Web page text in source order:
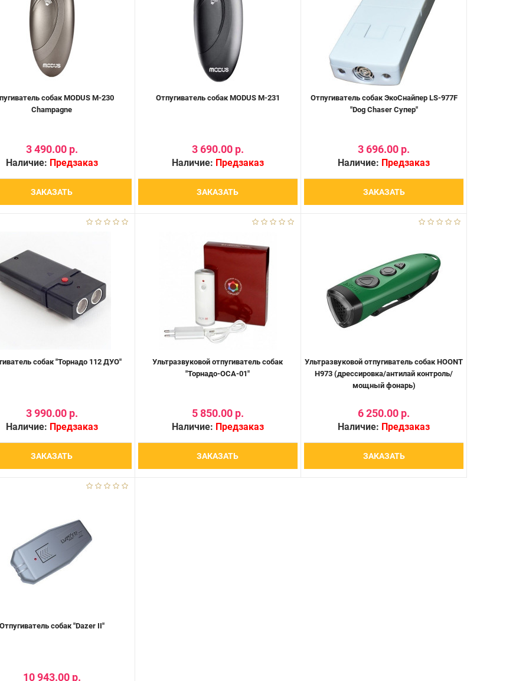
собак MODUS М-230
Champagne
3 490.00 р.
Наличие: Предзаказ
ЗАКАЗАТЬ
Отпугиватель собак MODUS М-231
3 690.00 р.
Наличие: Предзаказ
ЗАКАЗАТЬ
Отпугиватель собак ЭкоСнайпер LS-977F
"Dog Chaser Супер"
3 696.00 р.
Наличие: Предзаказ
ЗАКАЗАТЬ
собак "Торнадо 112 ДУО"
3 990.00 р.
Наличие: Предзаказ
ЗАКАЗАТЬ
Ультразвуковой отпугиватель собак
"Торнадо-ОСА-01"
5 850.00 р.
Наличие: Предзаказ
ЗАКАЗАТЬ
Ультразвуковой отпугиватель собак HOONT
H973 (дрессировка/антилай контроль/
мощный фонарь)
6 250.00 р.
Наличие: Предзаказ
ЗАКАЗАТЬ
собак "Dazer II"
10 943.00 р.